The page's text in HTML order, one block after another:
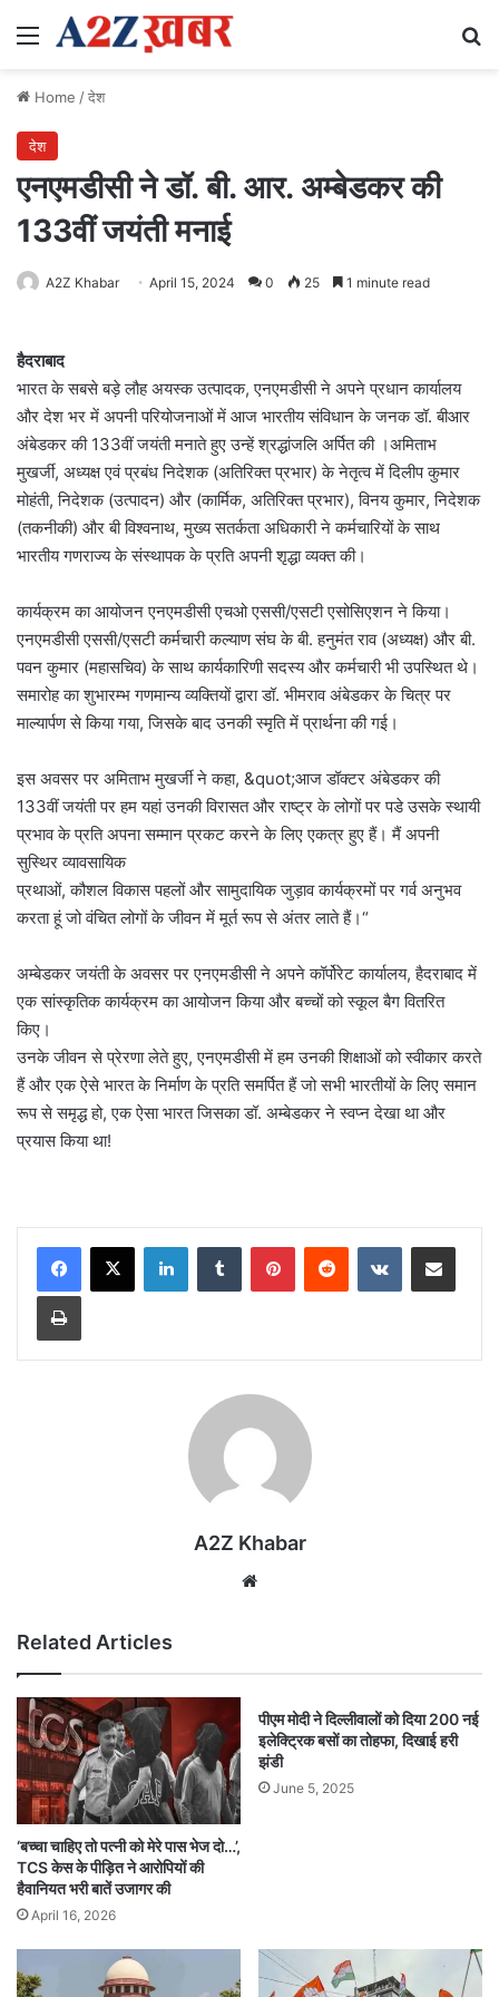
Menu
Home /देश
देश
एनएमडीसी ने डॉ. बी. आर. अम्बेडकर की
133वीं जयंती मनाई
A2Z Khabar April 15, 2024 0 25 1 minute read
हैदराबाद
भारत के सबसे बड़े लौह अयस्क उत्पादक, एनएमडीसी ने अपने प्रधान कार्यालय
और देश भर में अपनी परियोजनाओं में आज भारतीय संविधान के जनक डॉ. बीआर
अंबेडकर की 133वीं जयंती मनाते हुए उन्हें श्रद्धांजलि अर्पित की ।अमिताभ
मुखर्जी, अध्यक्ष एवं प्रबंध निदेशक (अतिरिक्त प्रभार) के नेतृत्व में दिलीप कुमार
मोहंती, निदेशक (उत्पादन) और (कार्मिक, अतिरिक्त प्रभार), विनय कुमार, निदेशक
(तकनीकी) और बी विश्वनाथ, मुख्य सतर्कता अधिकारी ने कर्मचारियों के साथ
भारतीय गणराज्य के संस्थापक के प्रति अपनी शृद्धा व्यक्त की।
कार्यक्रम का आयोजन एनएमडीसी एचओ एससी/एसटी एसोसिएशन ने किया।
एनएमडीसी एससी/एसटी कर्मचारी कल्याण संघ के बी. हनुमंत राव (अध्यक्ष) और बी.
पवन कुमार (महासचिव) के साथ कार्यकारिणी सदस्य और कर्मचारी भी उपस्थित थे।
समारोह का शुभारम्भ गणमान्य व्यक्तियों द्वारा डॉ. भीमराव अंबेडकर के चित्र पर
माल्यार्पण से किया गया, जिसके बाद उनकी स्मृति में प्रार्थना की गई।
इस अवसर पर अमिताभ मुखर्जी ने कहा, &quot;आज डॉक्टर अंबेडकर की
133वीं जयंती पर हम यहां उनकी विरासत और राष्ट्र के लोगों पर पडे उसके स्थायी
प्रभाव के प्रति अपना सम्मान प्रकट करने के लिए एकत्र हुए हैं। मैं अपनी
सुस्थिर व्यावसायिक
प्रथाओं, कौशल विकास पहलों और सामुदायिक जुड़ाव कार्यक्रमों पर गर्व अनुभव
करता हूं जो वंचित लोगों के जीवन में मूर्त रूप से अंतर लाते हैं।“
अम्बेडकर जयंती के अवसर पर एनएमडीसी ने अपने कॉर्पोरेट कार्यालय, हैदराबाद में
एक सांस्कृतिक कार्यक्रम का आयोजन किया और बच्चों को स्कूल बैग वितरित
किए।
उनके जीवन से प्रेरणा लेते हुए, एनएमडीसी में हम उनकी शिक्षाओं को स्वीकार करते
हैं और एक ऐसे भारत के निर्माण के प्रति समर्पित हैं जो सभी भारतीयों के लिए समान
रूप से समृद्ध हो, एक ऐसा भारत जिसका डॉ. अम्बेडकर ने स्वप्न देखा था और
प्रयास किया था!
LinkedInTumblr PinterestReddit VKontakteShare via Email
Print
A2Z Khabar
Related Articles
‘बच्चा चाहिए तो पत्नी को मेरे पास भेज दो…’,
TCS केस के पीड़ित ने आरोपियों की
हैवानियत भरी बातें उजागर की
April 16, 2026
पीएम मोदी ने दिल्लीवालों को दिया 200 नई
इलेक्ट्रिक बसों का तोहफा, दिखाई हरी
झंडी
June 5, 2025